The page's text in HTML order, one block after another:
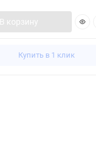
В корзину
Купить в 1 клик